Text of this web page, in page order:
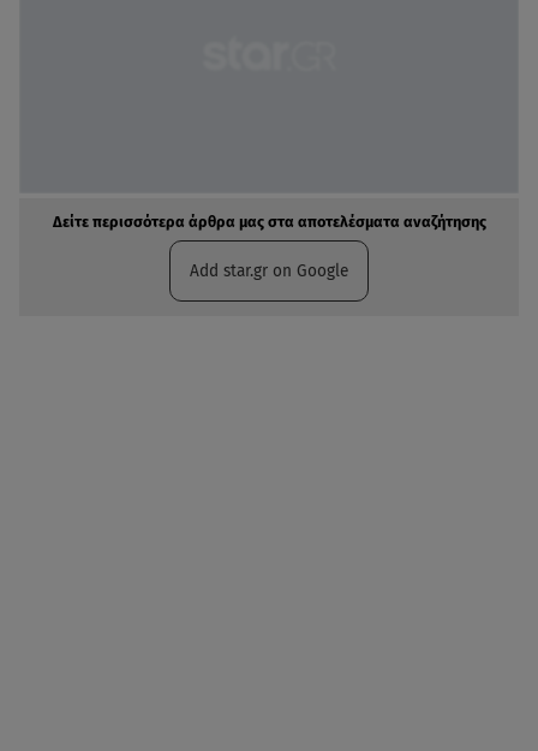
Δείτε περισσότερα άρθρα μας στα αποτελέσματα αναζήτησης
Add star.gr on Google